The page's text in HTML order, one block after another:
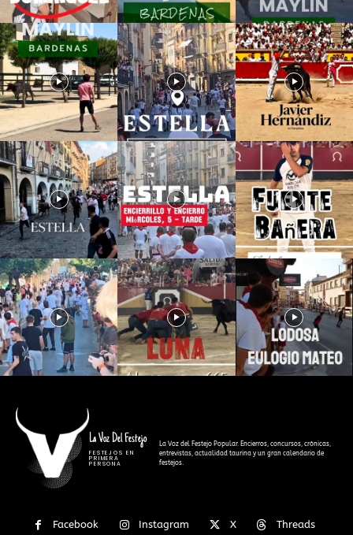
La Voz Del Festejo
FESTEJOS EN
PRIMERA
PERSONA
La Voz del Festejo Popular. Encierros, concursos, crónicas,
entrevistas, actualidad taurina y un gran calendario de
festejos.
Facebook Instagram X Threads